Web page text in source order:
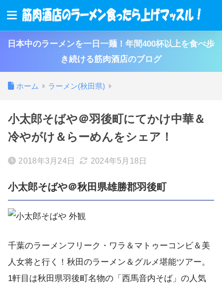
日本中のラーメンを一日一麺！年間400杯以上を食べ歩
き続ける筋肉酒店のブログ
ホーム ラーメン(秋田県)
小太郎そばや＠羽後町にてかけ中華＆
冷やがけ＆らーめんをシェア！
2018年3月24日 2024年5月18日
小太郎そばや＠秋田県雄勝郡羽後町
千葉のラーメンフリーク・ワラ＆マトゥーコンビ＆美
人女将と行く！秋田のラーメン＆グルメ堪能ツアー。
1軒目は秋田県羽後町名物の「西馬音内そば」の人気